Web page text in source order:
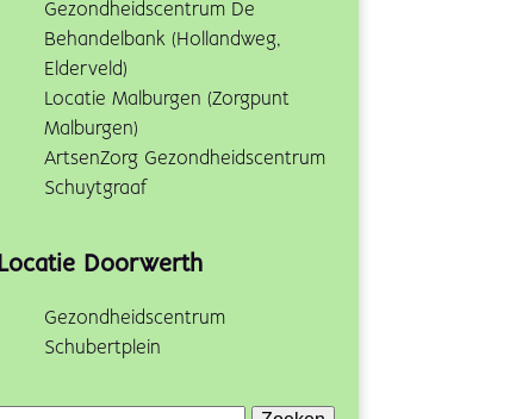
Gezondheidscentrum De
Behandelbank (Hollandweg,
Elderveld)
Locatie Malburgen (Zorgpunt
Malburgen)
ArtsenZorg Gezondheidscentrum
Schuytgraaf
Locatie Doorwerth
Gezondheidscentrum
Schubertplein